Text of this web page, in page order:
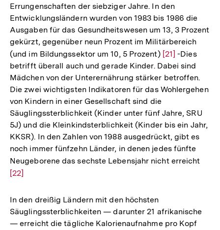
Errungenschaften der siebziger Jahre. In den
Entwicklungsländern wurden von 1983 bis 1986 die
Ausgaben für das Gesundheitswesen um 13, 3 Prozent
gekürzt, gegenüber neun Prozent im Militärbereich
(und im Bildungssektor um 10, 5 Prozent) Zur
Auflösung
der
Fußnote
[21] -Dies
betrifft überall auch und gerade Kinder. Dabei sind
Mädchen von der Unterernährung stärker betroffen.
Die zwei wichtigsten Indikatoren für das Wohlergehen
von Kindern in einer Gesellschaft sind die
Säuglingssterblichkeit (Kinder unter fünf Jahre, SRU
5J) und die Kleinkindsterblichkeit (Kinder bis ein Jahr,
KKSR). In den Zahlen von 1988 ausgedrückt, gibt es
noch immer fünfzehn Länder, in denen jedes fünfte
Neugeborene das sechste Lebensjahr nicht erreicht
[22]
In den dreißig Ländern mit den höchsten
Säuglingssterblichkeiten — darunter 21 afrikanische
— erreicht die tägliche Kalorienaufnahme pro Kopf